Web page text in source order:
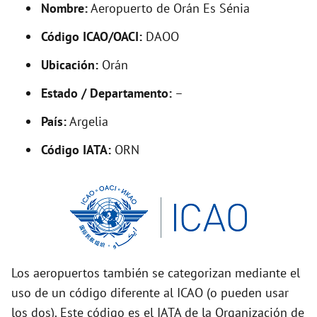
Nombre:Aeropuerto de Orán Es Sénia
Código ICAO/OACI: DAOO
Ubicación: Orán
Estado / Departamento: –
País:Argelia
Código IATA: ORN
Los aeropuertos también se categorizan mediante el
uso de un código diferente al ICAO (o pueden usar
los dos). Este código es el IATA de la Organización de